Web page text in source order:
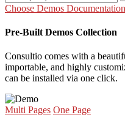
Choose Demos Documentation
Pre-Built Demos Collection
Consultio comes with a
importable, and highly
can be installed via one click.
Multi Pages One Page